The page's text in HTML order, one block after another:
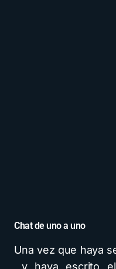
Chat de uno a uno
Una vez que haya
y haya escrito